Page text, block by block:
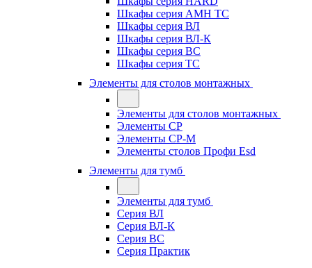
Шкафы серия АМН ТС
Шкафы серия ВЛ
Шкафы серия ВЛ-К
Шкафы серия ВС
Шкафы серия ТС
Элементы для столов монтажных
Элементы для столов монтажных
Элементы СР
Элементы СР-М
Элементы столов Профи Esd
Элементы для тумб
Элементы для тумб
Серия ВЛ
Серия ВЛ-К
Серия ВС
Серия Практик